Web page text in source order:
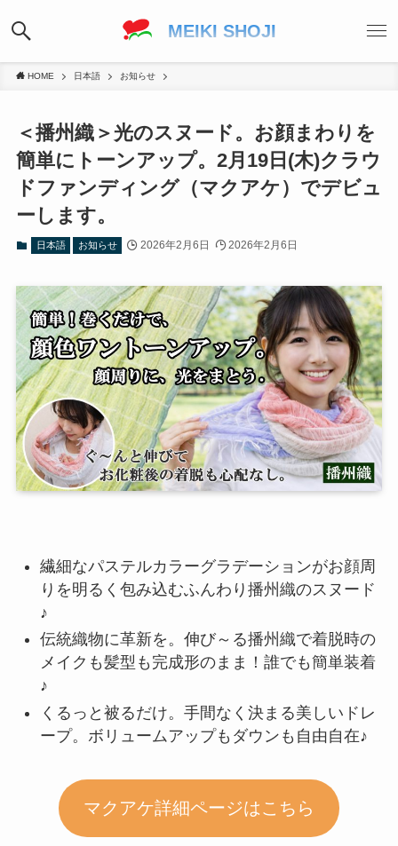
MEIKI SHOJI
HOME 日本語 お知らせ
＜播州織＞光のスヌード。お顔まわりを
簡単にトーンアップ。2月19日(木)クラウ
ドファンディング（マクアケ）でデビュ
ーします。
日本語 お知らせ 2026年2月6日 2026年2月6日
繊細なパステルカラーグラデーションがお顔周
りを明るく包み込むふんわり播州織のスヌード
♪
伝統織物に革新を。伸び～る播州織で着脱時の
メイクも髪型も完成形のまま！誰でも簡単装着
♪
くるっと被るだけ。手間なく決まる美しいドレ
ープ。ボリュームアップもダウンも自由自在♪
マクアケ詳細ページはこちら